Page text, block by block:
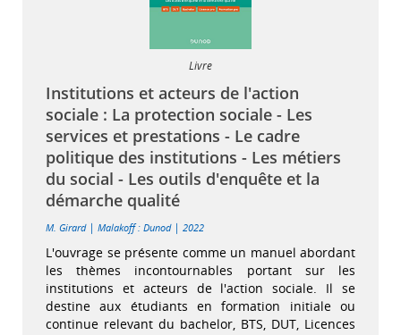
Livre
Institutions et acteurs de l'action
sociale : La protection sociale - Les
services et prestations - Le cadre
politique des institutions - Les métiers
du social - Les outils d'enquête et la
démarche qualité
M. Girard | Malakoff : Dunod| 2022
L'ouvrage se présente comme un manuel abordant
les thèmes incontournables portant sur les
institutions et acteurs de l'action sociale. Il se
destine aux étudiants en formation initiale ou
continue relevant du bachelor, BTS, DUT, Licences